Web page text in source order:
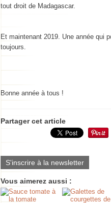
tout droit de Madagascar.
Et maintenant 2019. Une année qui
toujours.
Bonne année à tous !
Partager cet article
S'inscrire à la newsletter
Vous aimerez aussi :